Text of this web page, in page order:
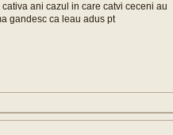
ani cazul in care catvi ceceni au
gandesc ca leau adus pt